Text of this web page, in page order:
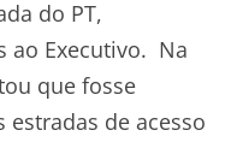
do PT,
ao Executivo. Na
que fosse
estradas de acesso